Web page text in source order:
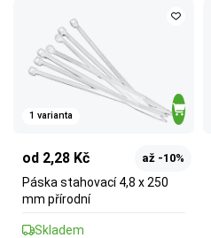
1 varianta
od 2,28 Kč až -10%
Páska stahovací 4,8 x 250
mm přírodní
Skladem